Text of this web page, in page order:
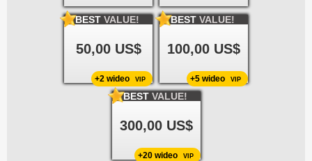
BEST VALUE!
50,00 US$
+2 wideo VIP
BEST VALUE!
100,00 US$
+5 wideo VIP
BEST VALUE!
300,00 US$
+20 wideo VIP